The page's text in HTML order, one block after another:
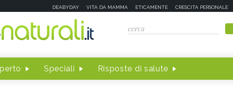
DEABYDAY VITA DA MAMMA ETICAMENTE CRESCITA PERSONALE
Speciali Risposte di salute